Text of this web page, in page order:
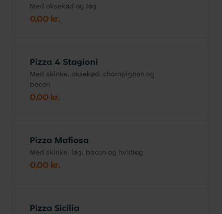
Med oksekød og løg
0,00 kr.
Pizza 4 Stagioni
Med skinke, oksekød, champignon og
bacon
0,00 kr.
Pizza Mafiosa
Med skinke, løg, bacon og hvidløg
0,00 kr.
Pizza Sicilia